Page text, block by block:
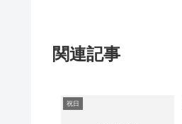
関連記事
祝日